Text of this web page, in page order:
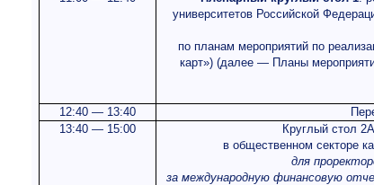
университетов Российской
по планам мероприятий по
карт») (далее — Планы
12:40 — 13:40
13:40 — 15:00
Круглый стол
в общественном секторе
для
за международную финансовую